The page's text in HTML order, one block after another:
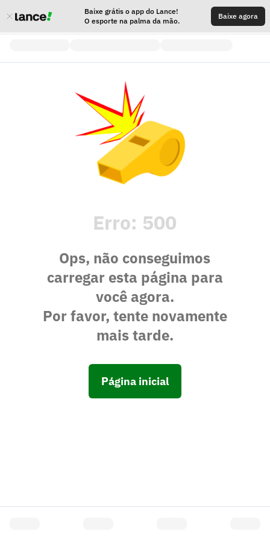
Baixe grátis o app do Lance!
O esporte na palma da mão.
Baixe agora
Erro: 500
Ops, não conseguimos
carregar esta página para
você agora.
Por favor, tente novamente
mais tarde.
Página inicial